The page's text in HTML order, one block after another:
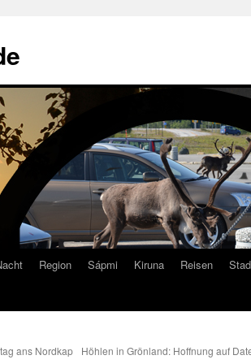
Region Sápmi Kiruna Reisen
ans Nordkap
Höhlen in Grönland: Hoffnung auf